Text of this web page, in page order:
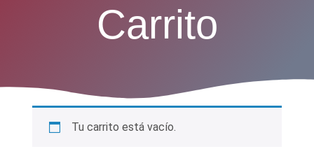
Carrito
Tu carrito está vacío.